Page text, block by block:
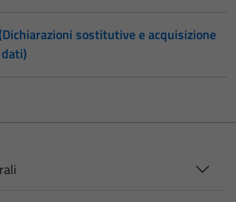
sostitutive e acquisizione